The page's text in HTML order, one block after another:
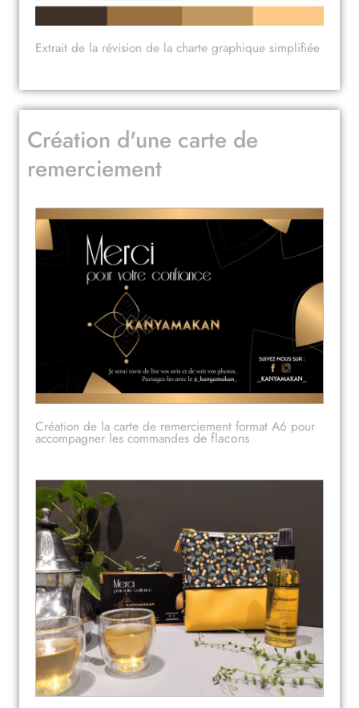
Extrait de la révision de la charte graphique simplifiée
Création d'une carte de
remerciement
Création de la carte de remerciement format A6 pour
accompagner les commandesde flacons